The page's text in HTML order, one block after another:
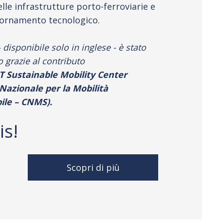
infrastrutture porto-ferroviarie e
tecnologico.
disponibile solo in inglese - è stato
grazie al contributo
Sustainable Mobility Center
per la Mobilità
– CNMS).
Scopri di più